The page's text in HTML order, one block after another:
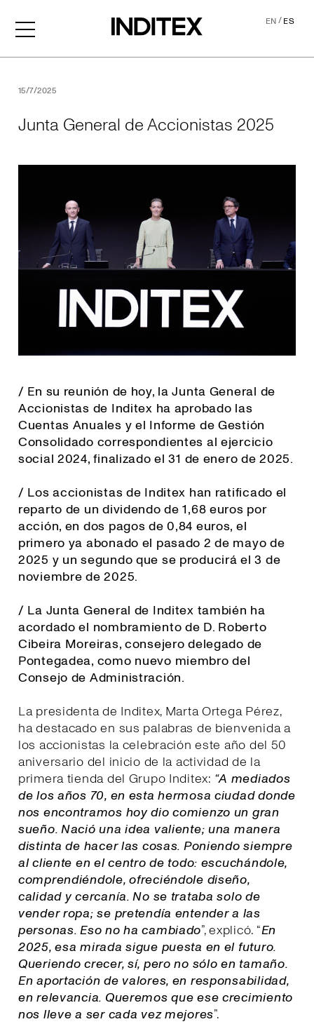
EN/ES
15/7/2025
Junta General de Accionistas 2025
/ En su reunión de hoy, la Junta General de
Accionistas de Inditex ha aprobado las
Cuentas Anuales y el Informe de Gestión
Consolidado correspondientes al ejercicio
social 2024, finalizado el 31 de enero de 2025.
/ Los accionistas de Inditex han ratificado el
reparto de un dividendo de 1,68 euros por
acción, en dos pagos de 0,84 euros, el
primero ya abonado el pasado 2 de mayo de
2025 y un segundo que se producirá el 3 de
noviembre de 2025.
/ La Junta General de Inditex también ha
acordado el nombramiento de D. Roberto
Cibeira Moreiras, consejero delegado de
Pontegadea, como nuevo miembro del
Consejo de Administración.
La presidenta de Inditex, Marta Ortega Pérez,
ha destacado en sus palabras de bienvenida a
los accionistas la celebración este año del 50
aniversario del inicio de la actividad de la
primera tienda del Grupo Inditex: “A mediados
de los años 70, en esta hermosa ciudad donde
nos encontramos hoy dio comienzo un gran
sueño. Nació una idea valiente; una manera
distinta de hacer las cosas. Poniendo siempre
al cliente en el centro de todo: escuchándole,
comprendiéndole, ofreciéndole diseño,
calidad y cercanía. No se trataba solo de
vender ropa; se pretendía entender a las
personas. Eso no ha cambiado”, explicó. “En
2025, esa mirada sigue puesta en el futuro.
Queriendo crecer, sí, pero no sólo en tamaño.
En aportación de valores, en responsabilidad,
en relevancia. Queremos que ese crecimiento
nos lleve a ser cada vez mejores”.